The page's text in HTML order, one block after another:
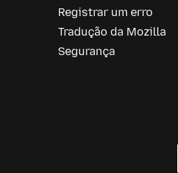
Registrar um erro
Tradução da Mozilla
Segurança